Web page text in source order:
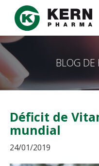
Pasar
contenido
principal
BLOG DE
Déficit de
mundial
24/01/2019